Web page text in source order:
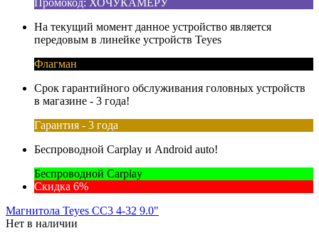
На текущий момент данное устройство является
передовым в линейке устройств Teyes
Флагман
Срок гарантийного обслуживания головных устройств
в магазине - 3 года!
Гарантия - 3 года
Беспроводной Carplay и Android auto!
Беспроводной Carplay
Скидка 6%
Магнитола Teyes CC3 4-32 9.0"
Нет в наличии